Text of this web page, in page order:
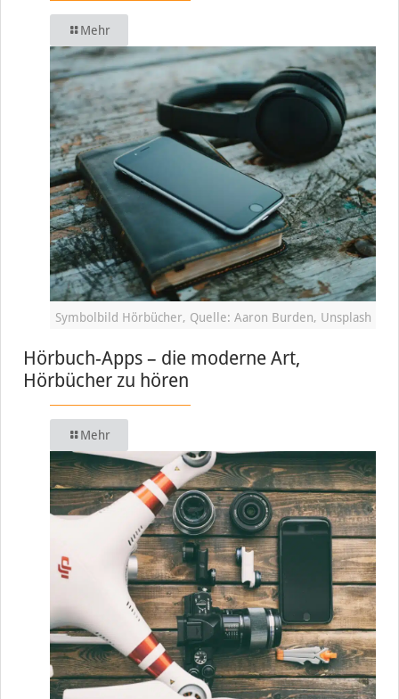
Mehr
Symbolbild Hörbücher, Quelle: Aaron Burden, Unsplash
Hörbuch-Apps – die moderne Art,
Hörbücher zu hören
Mehr